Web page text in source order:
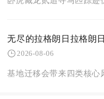
2026-08-06